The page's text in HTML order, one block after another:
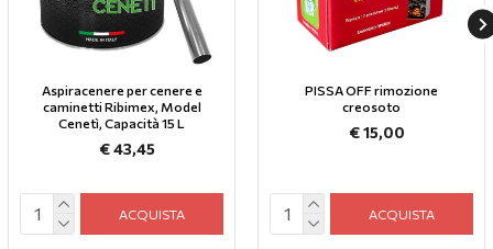
Aspiracenere per cenere e
caminetti Ribimex, Model
Cenetì, Capacità 15 L
€ 43,45
ACQUISTA
PISSA OFF rimozione
creosoto
€ 15,00
ACQUISTA